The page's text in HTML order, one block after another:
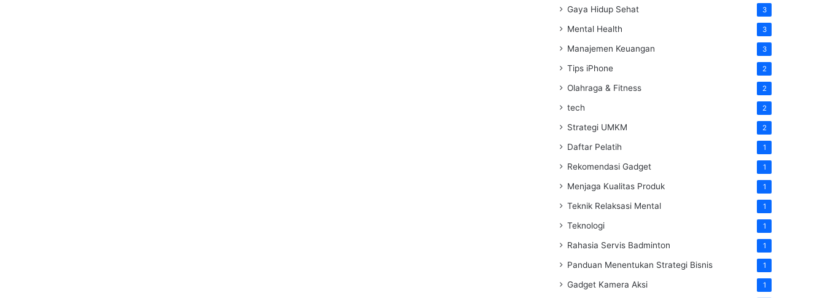
Gaya Hidup Sehat 3
Mental Health 3
Manajemen Keuangan 3
Tips iPhone 2
Olahraga & Fitness 2
tech 2
Strategi UMKM 2
Daftar Pelatih 1
Rekomendasi Gadget 1
Menjaga Kualitas Produk 1
Teknik Relaksasi Mental 1
Teknologi 1
Rahasia Servis Badminton 1
Panduan Menentukan Strategi Bisnis 1
Gadget Kamera Aksi 1